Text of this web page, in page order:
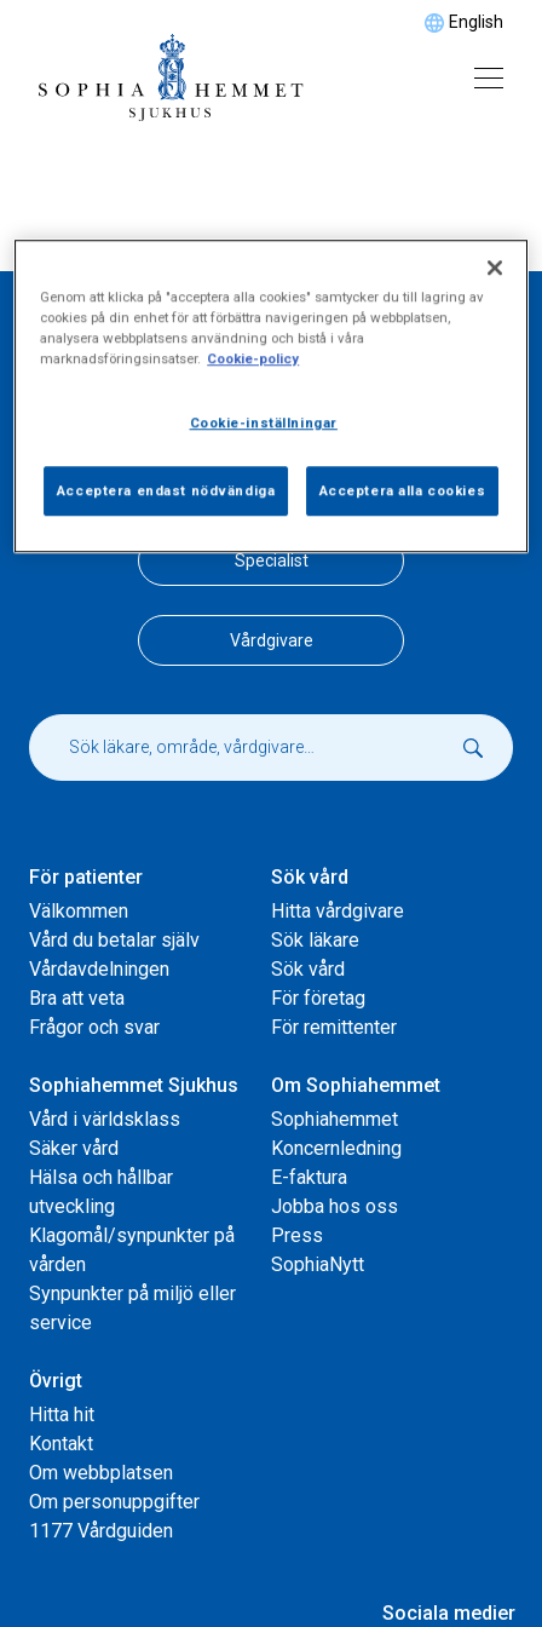
English
Hitta det du söker
Specialist
Vårdgivare
För patienter
Välkommen
Vård du betalar själv
Vårdavdelningen
Bra att veta
Frågor och svar
Sök vård
Hitta vårdgivare
Sök läkare
Sök vård
För företag
För remittenter
Sophiahemmet Sjukhus
Vård i världsklass
Säker vård
Hälsa och hållbar
utveckling
Klagomål/synpunkter på
vården
Synpunkter på miljö eller
service
Om Sophiahemmet
Sophiahemmet
Koncernledning
E-faktura
Jobba hos oss
Press
SophiaNytt
Övrigt
Hitta hit
Kontakt
Om webbplatsen
Om personuppgifter
1177 Vårdguiden
Sociala medier
Genom att klicka på "acceptera alla cookies" samtycker du till lagring av
cookies på din enhet för att förbättra navigeringen på webbplatsen,
analysera webbplatsens användning och bistå i våra
marknadsföringsinsatser. Cookie-policy
Cookie-inställningar
Acceptera endast nödvändiga Acceptera alla cookies